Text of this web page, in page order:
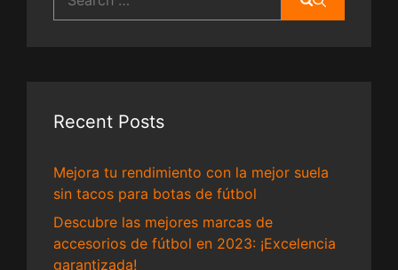
for:
Recent Posts
Mejora tu rendimiento con la mejor suela
sin tacos para botas de fútbol
Descubre las mejores marcas de
accesorios de fútbol en 2023: ¡Excelencia
garantizada!